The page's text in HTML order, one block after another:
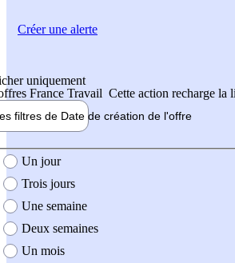
uniquement
France Travail Cette action recharge la
filtres de Date de création de l'offre
création de l'offre
Un jour
Trois jours
Une semaine
Deux semaines
Un mois
Créer une alerte